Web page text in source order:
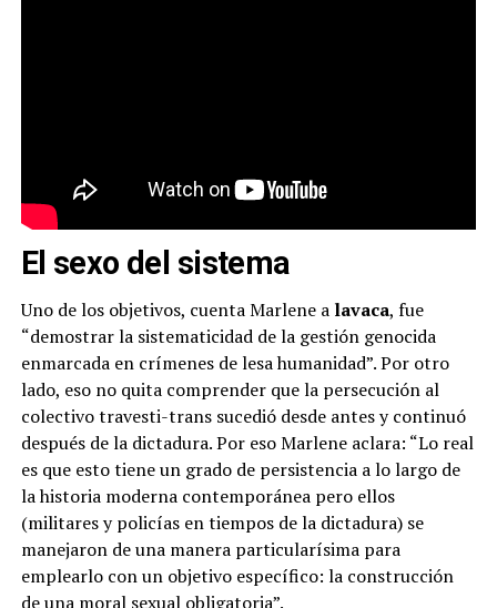
El sexo del sistema
Uno de los objetivos, cuenta Marlene a lavaca, fue
“demostrar la sistematicidad de la gestión genocida
enmarcada en crímenes de lesa humanidad”. Por otro
lado, eso no quita comprender que la persecución al
colectivo travesti-trans sucedió desde antes y continuó
después de la dictadura. Por eso Marlene aclara: “Lo real
es que esto tiene un grado de persistencia a lo largo de
la historia moderna contemporánea pero ellos
(militares y policías en tiempos de la dictadura) se
manejaron de una manera particularísima para
emplearlo con un objetivo específico: la construcción
de una moral sexual obligatoria”.